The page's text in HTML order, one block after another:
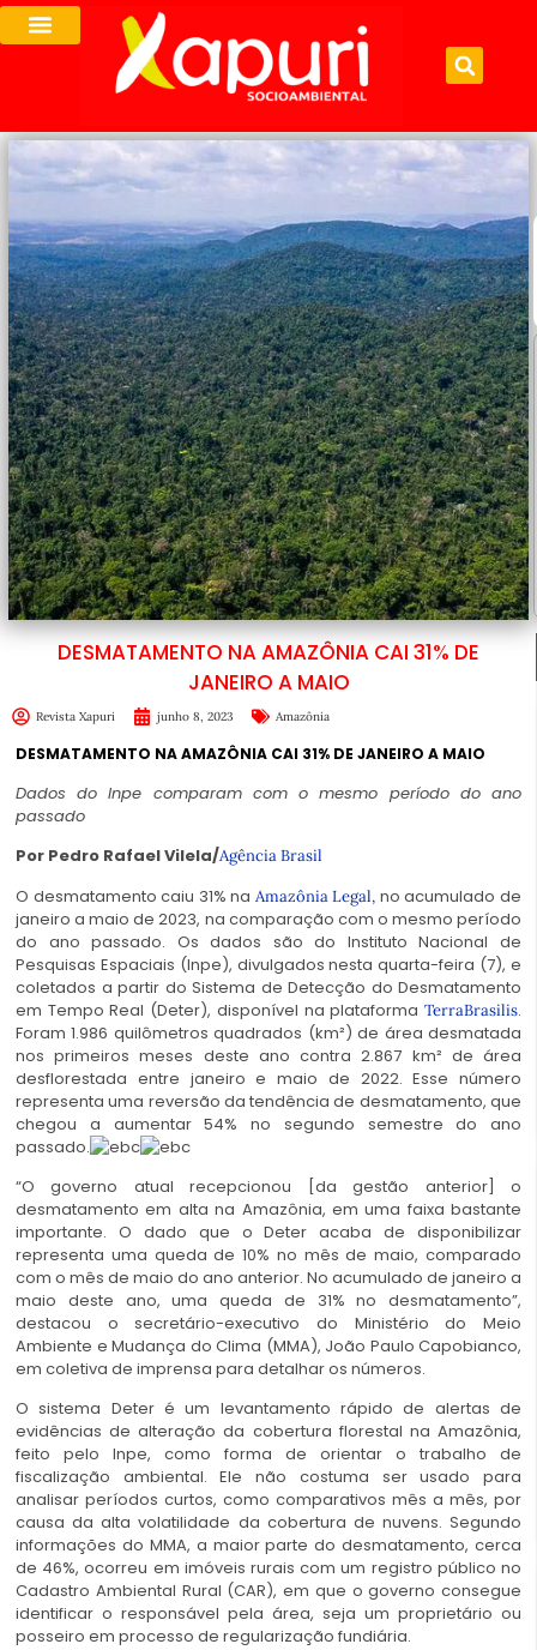
DESMATAMENTO NA AMAZÔNIA CAI 31% DE
JANEIRO A MAIO
Revista Xapuri junho 8, 2023 Amazônia
DESMATAMENTO NA AMAZÔNIA CAI 31% DE JANEIRO A MAIO
Dados do Inpe comparam com o mesmo período do ano
passado
Por Pedro Rafael Vilela/Agência Brasil
O desmatamento caiu 31% na Amazônia Legal, no acumulado de
janeiro a maio de 2023, na comparação com o mesmo período
do ano passado. Os dados são do Instituto Nacional de
Pesquisas Espaciais (Inpe), divulgados nesta quarta-feira (7), e
coletados a partir do Sistema de Detecção do Desmatamento
em Tempo Real (Deter), disponível na plataforma TerraBrasilis.
Foram 1.986 quilômetros quadrados (km²) de área desmatada
nos primeiros meses deste ano contra 2.867 km² de área
desflorestada entre janeiro e maio de 2022. Esse número
representa uma reversão da tendência de desmatamento, que
chegou a aumentar 54% no segundo semestre do ano
passado.
“O governo atual recepcionou [da gestão anterior] o
desmatamento em alta na Amazônia, em uma faixa bastante
importante. O dado que o Deter acaba de disponibilizar
representa uma queda de 10% no mês de maio, comparado
com o mês de maio do ano anterior. No acumulado de janeiro a
maio deste ano, uma queda de 31% no desmatamento”,
destacou o secretário-executivo do Ministério do Meio
Ambiente e Mudança do Clima (MMA), João Paulo Capobianco,
em coletiva de imprensa para detalhar os números.
O sistema Deter é um levantamento rápido de alertas de
evidências de alteração da cobertura florestal na Amazônia,
feito pelo Inpe, como forma de orientar o trabalho de
fiscalização ambiental. Ele não costuma ser usado para
analisar períodos curtos, como comparativos mês a mês, por
causa da alta volatilidade da cobertura de nuvens. Segundo
informações do MMA, a maior parte do desmatamento, cerca
de 46%, ocorreu em imóveis rurais com um registro público no
Cadastro Ambiental Rural (CAR), em que o governo consegue
identificar o responsável pela área, seja um proprietário ou
posseiro em processo de regularização fundiária.